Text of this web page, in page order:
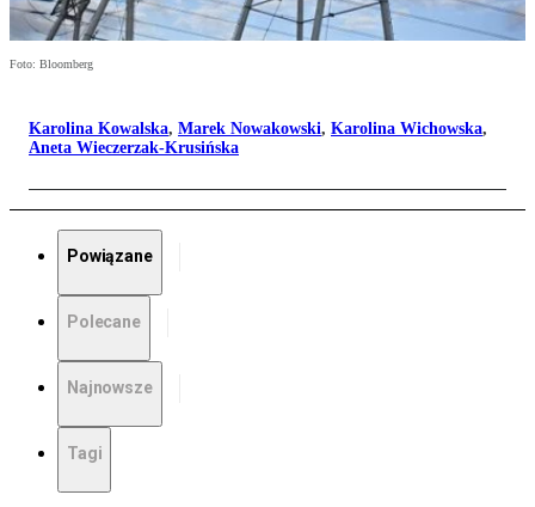
Foto: Bloomberg
Karolina Kowalska, Marek Nowakowski, Karolina Wichowska,
Aneta Wieczerzak-Krusińska
Powiązane
Polecane
Najnowsze
Tagi